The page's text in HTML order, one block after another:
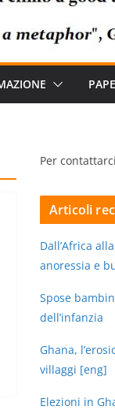
Per
Articoli
Dall’Africa
anoressia e
Spose
dell’infanzia
Ghana,
villaggi [eng]
Elezioni in